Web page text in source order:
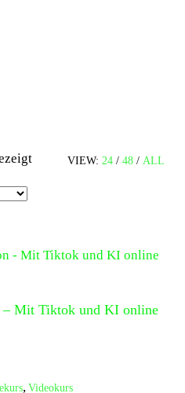
VIEW: 24 / 48 / ALL
Mit Tiktok und KI online
, Videokurs